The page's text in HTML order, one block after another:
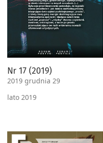
Nr 17 (2019)
2019 grudnia 29
lato 2019